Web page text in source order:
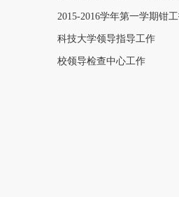
2015-2016学年第一学期钳
科技大学领导指导工作
校领导检查中心工作